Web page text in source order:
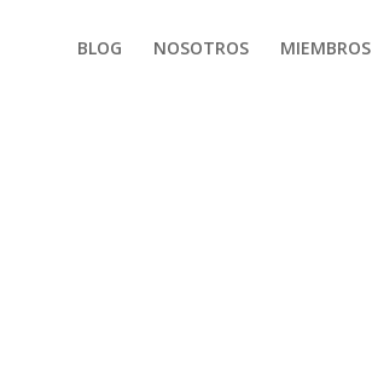
BLOG NOSOTROS MIEMBROS